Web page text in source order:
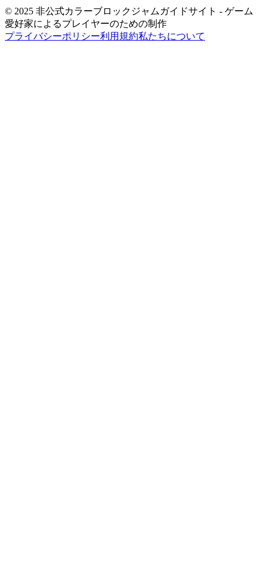
© 2025 非公式カラーブロックジャムガイドサイト - ゲーム
愛好家によるプレイヤーのための制作
プライバシーポリシー利用規約私たちについて